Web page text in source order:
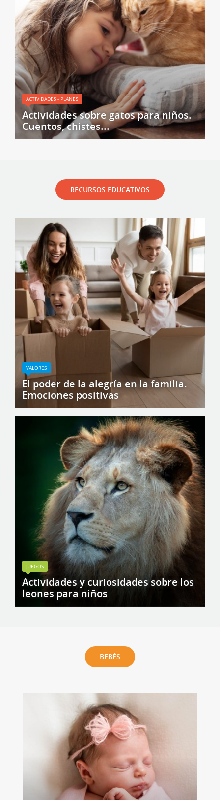
ACTIVIDADES - PLANES
Actividades sobre gatos para niños.
Cuentos, chistes...
RECURSOS EDUCATIVOS
VALORES
El poder de la alegría en la familia.
Emociones positivas
JUEGOS
Actividades y curiosidades sobre los
leones para niños
BEBÉS